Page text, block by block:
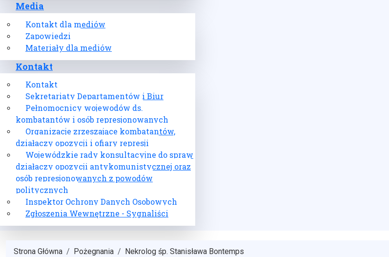
Media
Kontakt dla mediów
Zapowiedzi
Materiały dla mediów
Kontakt
Kontakt
Sekretariaty Departamentów i Biur
Pełnomocnicy wojewodów ds.
kombatantów i osób represjonowanych
Organizacje zrzeszające kombatantów,
działaczy opozycji i ofiary represji
Wojewódzkie rady konsultacyjne do spraw
działaczy opozycji antykomunistycznej oraz
osób represjonowanych z powodów
politycznych
Inspektor Ochrony Danych Osobowych
Zgłoszenia Wewnętrzne - Sygnaliści
Strona Główna Pożegnania Nekrolog śp. Stanisława Bontemps